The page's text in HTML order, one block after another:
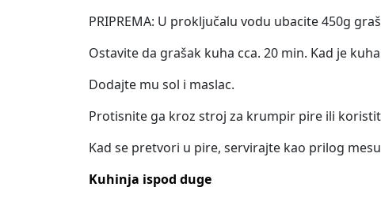
PRIPREMA: U proključalu vodu ubacite 450g
Ostavite da grašak kuha cca. 20 min. Kad je
Dodajte mu sol i maslac.
Protisnite ga kroz stroj za krumpir pire ili
Kad se pretvori u pire, servirajte kao prilog
Kuhinja ispod duge